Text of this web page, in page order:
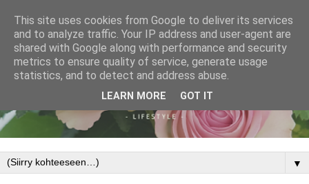
▼
This site uses cookies from Google to deliver its services
and to analyze traffic. Your IP address and user-agent are
shared with Google along with performance and security
metrics to ensure quality of service, generate usage
statistics, and to detect and address abuse.
LEARN MORE GOT IT